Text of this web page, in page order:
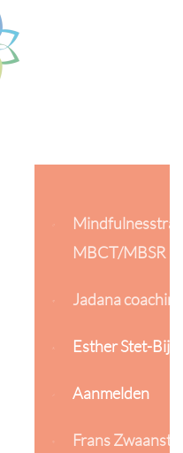
MBCT/MBSR
Jadana
Esther Stet-
Aanmelden
Frans